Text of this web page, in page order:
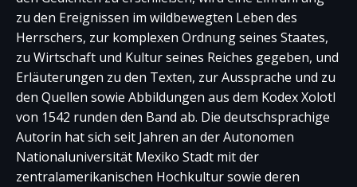
zu den Ereignissen im wildbewegten Leben des
Herrschers, zur komplexen Ordnung seines Staates,
zu Wirtschaft und Kultur seines Reiches gegeben, und
Erläuterungen zu den Texten, zur Aussprache und zu
den Quellen sowie Abbildungen aus dem Kodex Xolotl
von 1542 runden den Band ab. Die deutschsprachige
Autorin hat sich seit Jahren an der Autonomen
Nationaluniversität Mexiko Stadt mit der
zentralamerikanischen Hochkultur sowie deren